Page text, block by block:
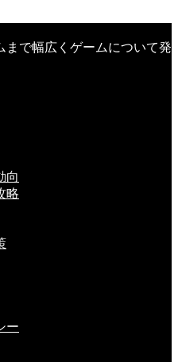
まで幅広くゲームについて発
向
略
ー